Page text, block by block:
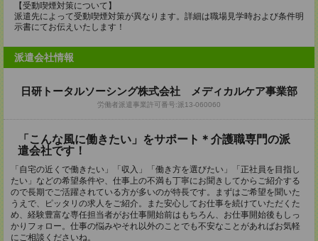
【受動喫煙対策について】
派遣先によって受動喫煙対策が異なります。詳細は職場見学時および条件明
示書にてお伝えいたします！
派遣会社情報
日研トータルソーシング株式会社 メディカルケア事業部
労働者派遣事業許可番号:派13-060060
「こんな風に働きたい」をサポート＊介護職専門の派
遣会社です！
「自宅の近くで働きたい」「収入」「働き方を選びたい」「正社員を目指し
たい」などの希望条件や、仕事上の不満も丁寧にお聞きしてからご紹介する
ので長期でご活躍されている方が多いのが特長です。まずはご希望を聞いた
うえで、ピッタリの求人をご紹介。また安心してお仕事を続けていただくた
め、経験豊富な専任担当者がお仕事開始前はもちろん、お仕事開始後もしっ
かりフォロー。仕事の悩みやそれ以外のことでも不安なことがあればお気軽
にご相談くださいね。